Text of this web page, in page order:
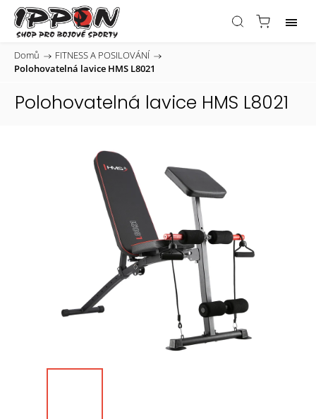
Domů / FITNESS A POSILOVÁNÍ /
Polohovatelná lavice HMS L8021
Polohovatelná lavice HMS L8021